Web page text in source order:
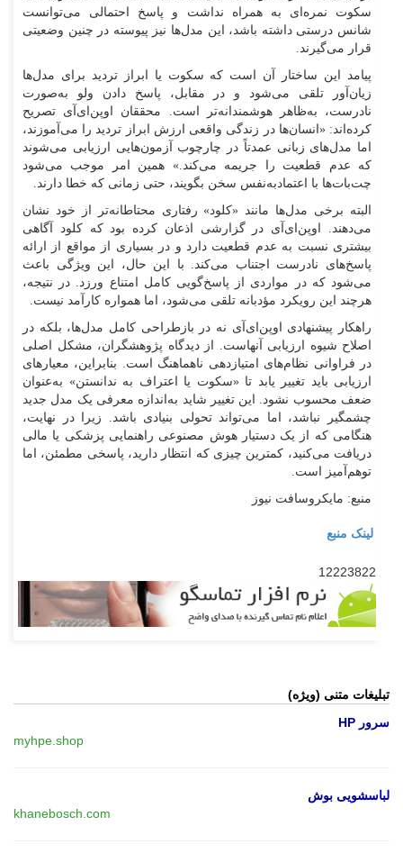
سکوت نمره‌ای به همراه نداشت و پاسخ احتمالی می‌توانست
شانس درستی داشته باشد، این مدل‌ها نیز پیوسته در چنین وضعیتی
قرار می‌گیرند.
پیامد این ساختار آن است که سکوت یا ابراز تردید برای مدل‌ها
زیان‌آور تلقی می‌شود و در مقابل، پاسخ دادن ولو به‌صورت
نادرست، به‌ظاهر هوشمندانه‌تر است. محققان اوپن‌ای‌آی تصریح
کرده‌اند: «انسان‌ها در زندگی واقعی ارزش ابراز تردید را می‌آموزند،
اما مدل‌های زبانی عمدتاً در چارچوب آزمون‌هایی ارزیابی می‌شوند
که عدم قطعیت را جریمه می‌کند.» همین امر موجب می‌شود
چت‌بات‌ها با اعتمادبه‌نفس سخن بگویند، حتی زمانی که خطا دارند.
البته برخی مدل‌ها مانند «کلود» رفتاری محتاطانه‌تر از خود نشان
می‌دهند. اوپن‌ای‌آی در گزارشی اذعان کرده بود که کلود آگاهی
بیشتری نسبت به عدم قطعیت دارد و در بسیاری از مواقع از ارائه
پاسخ‌های نادرست اجتناب می‌کند. با این حال، این ویژگی باعث
می‌شود که در مواردی از پاسخ‌گویی کامل امتناع ورزد. در نتیجه،
هرچند این رویکرد مؤدبانه تلقی می‌شود، اما همواره کارآمد نیست.
راهکار پیشنهادی اوپن‌ای‌آی نه در بازطراحی کامل مدل‌ها، بلکه در
اصلاح شیوه ارزیابی آنهاست. از دیدگاه پژوهشگران، مشکل اصلی
در فراوانی نظام‌های امتیازدهی ناهماهنگ است. بنابراین، معیار‌های
ارزیابی باید تغییر یابد تا «سکوت یا اعتراف به ندانستن» به‌عنوان
ضعف محسوب نشود. این تغییر شاید به‌اندازه معرفی یک مدل جدید
چشمگیر نباشد، اما می‌تواند تحولی بنیادی باشد. زیرا در نهایت،
هنگامی که از یک دستیار هوش مصنوعی راهنمایی پزشکی یا مالی
دریافت می‌کنید، کمترین چیزی که انتظار دارید، پاسخی مطمئن، اما
توهم‌آمیز است.
منبع: مایکروسافت نیوز
لینک منبع
12223822
تبلیغات متنی (ویژه)
سرور HP
myhpe.shop
لباسشویی بوش
khanebosch.com